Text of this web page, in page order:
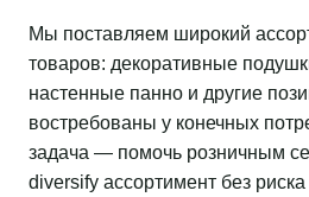
Мы поставляем широкий
товаров: декоративные
настенные панно и другие
востребованы у конечных
задача — помочь розничным
diversify ассортимент без